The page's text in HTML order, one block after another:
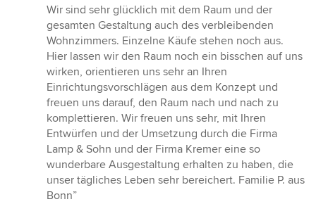
Wir sind sehr glücklich mit dem Raum und der
gesamten Gestaltung auch des verbleibenden
Wohnzimmers. Einzelne Käufe stehen noch aus.
Hier lassen wir den Raum noch ein bisschen auf uns
wirken, orientieren uns sehr an Ihren
Einrichtungsvorschlägen aus dem Konzept und
freuen uns darauf, den Raum nach und nach zu
komplettieren. Wir freuen uns sehr, mit Ihren
Entwürfen und der Umsetzung durch die Firma
Lamp & Sohn und der Firma Kremer eine so
wunderbare Ausgestaltung erhalten zu haben, die
unser tägliches Leben sehr bereichert. Familie P. aus
Bonn”